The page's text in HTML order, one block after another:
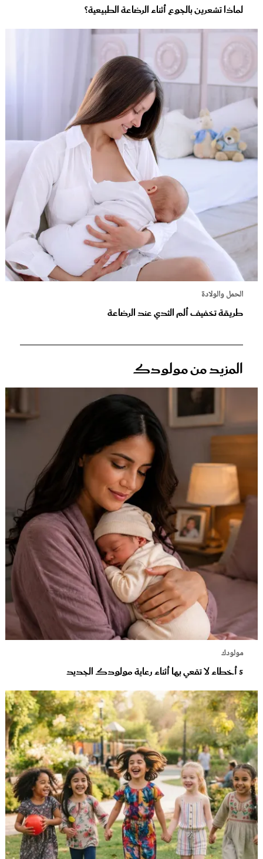
لماذا تشعرين بالجوع أثناء الرضاعة الطبيعية؟
الحمل والولادة
طريقة تخفيف ألم الثدي عند الرضاعة
المزيد من مولودك
مولودك
5 أخطاء لا تقعي بها أثناء رعاية مولودك الجديد